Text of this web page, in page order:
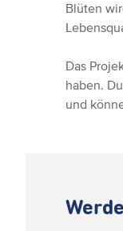
Blüten
Das
haben.
und